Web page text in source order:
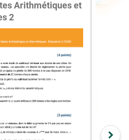
Arithmétiques et
2